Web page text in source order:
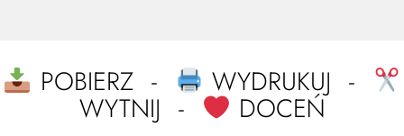
POBIERZ - WYDRUKUJ -
WYTNIJ - DOCEŃ